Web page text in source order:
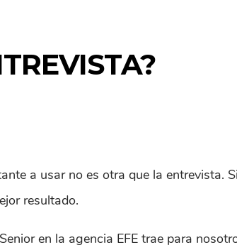
a usar no es otra que la entrevista.
resultado.
en la agencia EFE trae para